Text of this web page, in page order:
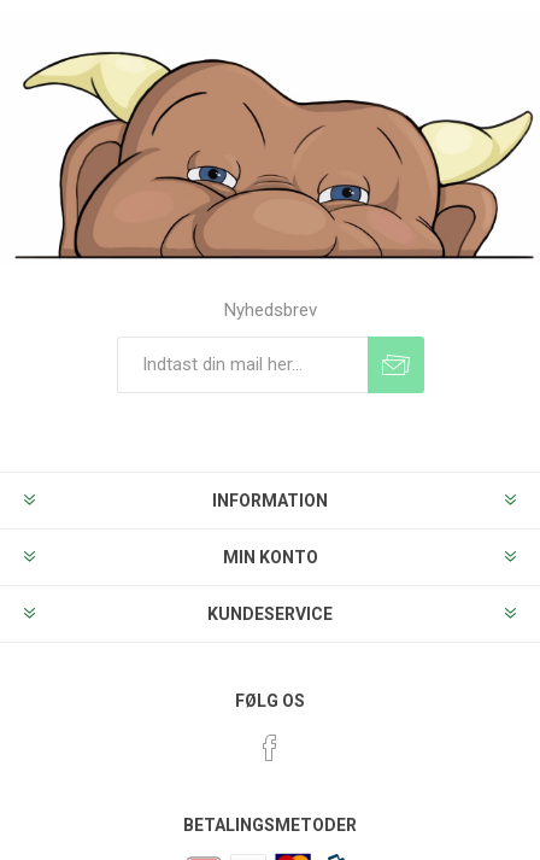
Nyhedsbrev
INFORMATION
MIN KONTO
KUNDESERVICE
FØLG OS
BETALINGSMETODER